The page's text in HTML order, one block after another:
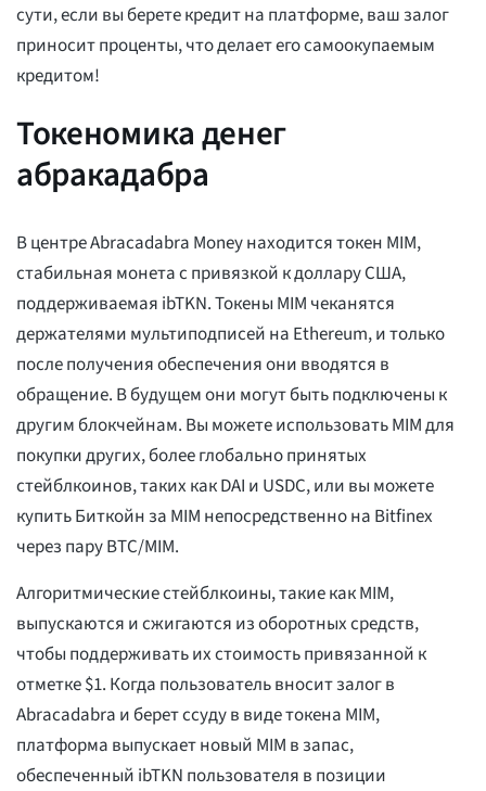
сути, если вы берете кредит на платформе, ваш залог
приносит проценты, что делает его самоокупаемым
кредитом!
Токеномика денег
абракадабра
В центре Abracadabra Money находится токен MIM,
стабильная монета с привязкой к доллару США,
поддерживаемая ibTKN. Токены MIM чеканятся
держателями мультиподписей на Ethereum, и только
после получения обеспечения они вводятся в
обращение. В будущем они могут быть подключены к
другим блокчейнам. Вы можете использовать MIM для
покупки других, более глобально принятых
стейблкоинов, таких как DAI и USDC, или вы можете
купить Биткойн за MIM непосредственно на Bitfinex
через пару BTC/MIM.
Алгоритмические стейблкоины, такие как MIM,
выпускаются и сжигаются из оборотных средств,
чтобы поддерживать их стоимость привязанной к
отметке $1. Когда пользователь вносит залог в
Abracadabra и берет ссуду в виде токена MIM,
платформа выпускает новый MIM в запас,
обеспеченный ibTKN пользователя в позиции